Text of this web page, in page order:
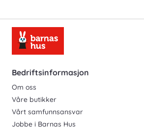
Bedriftsinformasjon
Om oss
Våre butikker
Vårt samfunnsansvar
Jobbe i Barnas Hus